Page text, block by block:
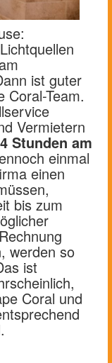
ist guter
Coral-Team.
Vermietern
Stunden am
einmal
einen
bis zum
werden so
ist
Coral und